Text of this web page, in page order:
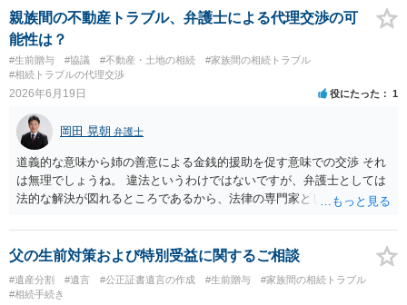
親族間の不動産トラブル、弁護士による代理交渉の可
能性は？
#生前贈与 #協議 #不動産・土地の相続
#家族間の相続トラブル
#相続トラブルの代理交渉
2026年6月19日 役にたった 1
岡田 晃朝 弁護士
道義的な意味から姉の善意による金銭的援助を促す意味での交渉 それ
は無理でしょうね。 違法というわけではないですが、弁護士としては
法的な解決が図れるところであるから、法律の専門家として介入する
父の生前対策および特別受益に関するご相談
#遺産分割 #遺言 #公正証書遺言の作成 #生前贈与
#家族間の相続トラブル
#相続手続き